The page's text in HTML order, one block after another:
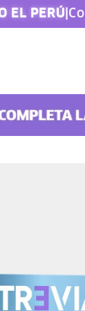
EL PERÚ